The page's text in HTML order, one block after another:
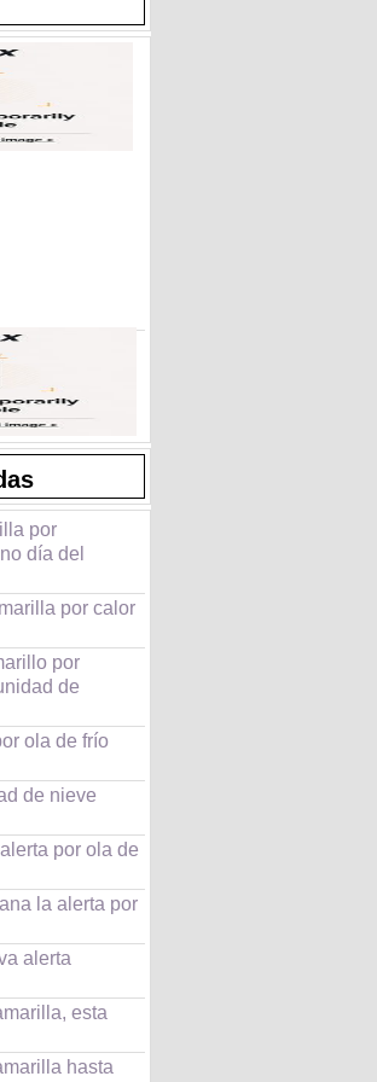
por
día del
por calor
por
de
ola de frío
de nieve
por ola de
la alerta por
alerta
esta
hasta